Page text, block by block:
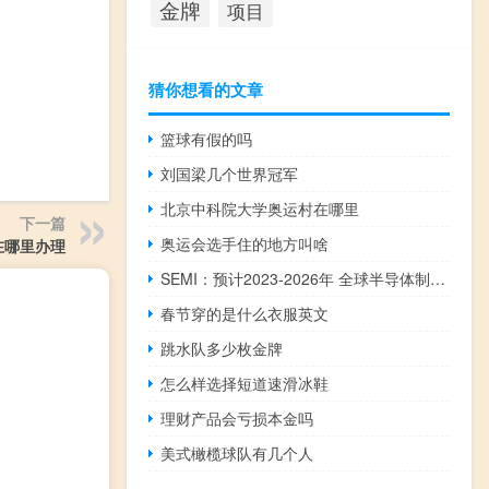
下一篇
里办理
金牌 项目
猜你想看的文章
篮球有假的吗
刘国梁几个世界冠军
北京中科院大学奥运村在哪里
奥运会选手住的地方叫啥
SEMI：预计2023-2026年 全球半导体制造商200mm晶圆厂产能将增加14%
春节穿的是什么衣服英文
跳水队多少枚金牌
怎么样选择短道速滑冰鞋
理财产品会亏损本金吗
美式橄榄球队有几个人